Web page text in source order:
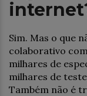
Sim. Mas o que
colaborativo
milhares de
milhares de
Também não é